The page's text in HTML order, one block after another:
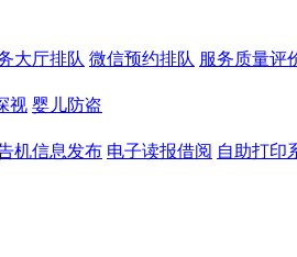
大厅排队 微信预约排队 服务质量评
视 婴儿防盗
机信息发布 电子读报借阅 自助打印